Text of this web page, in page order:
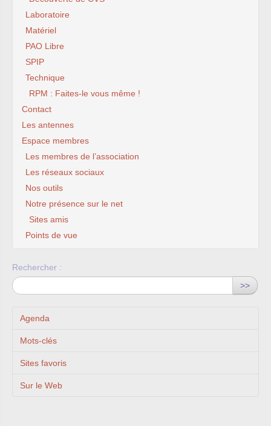
Laboratoire
Matériel
PAO Libre
SPIP
Technique
RPM : Faites-le vous même !
Contact
Les antennes
Espace membres
Les membres de l’association
Les réseaux sociaux
Nos outils
Notre présence sur le net
Sites amis
Points de vue
Rechercher :
>>
Agenda
Mots-clés
Sites favoris
Sur le Web